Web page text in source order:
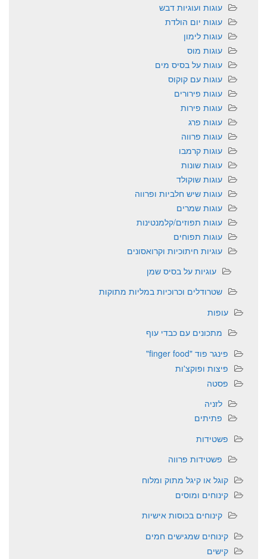
עוגות ועוגיות דבש
עוגות יום הולדת
עוגות לימון
עוגות מוס
עוגות על בסיס מים
עוגות עם קוקוס
עוגות פירורים
עוגות פירות
עוגות פרג
עוגות פרווה
עוגות קרמבו
עוגות שונות
עוגות שוקולד
עוגות שיש חלביות ופרווה
עוגות שמרים
עוגות תפוזים/קלמנטינות
עוגות תפוחים
עוגיות חיתוכיות וקרואסונים
עוגיות על בסיס שמן
שטרודלים וכרוכיות במליות מתוקות
עופות
מתכונים עם כבדי עוף
פינגר פוד "finger food"
פיצות ופוקצ'ות
פסטה
לזניה
פתיתים
פשטידות
פשטידות פרווה
קוגל או קיגל מתוק ומלוח
קינוחים ומוסים
קינוחים בכוסות אישיות
קינוחים שמגישים חמים
קישים